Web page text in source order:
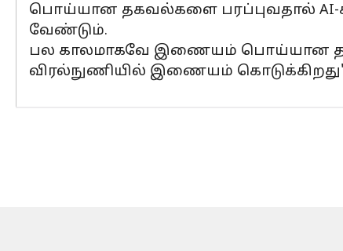
பொய்யான தகவல்களை பரப்புவதால்
வேண்டும்.
பல காலமாகவே இணையம் பொய்யான
விரல்நுணியில் இணையம் கொடுக்கிறது"